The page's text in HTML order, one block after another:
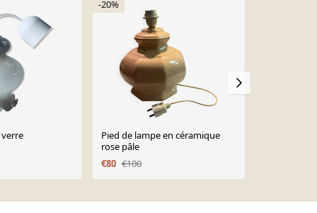
-20%
Pied de lampe en céramique
rose pâle
€80 €100